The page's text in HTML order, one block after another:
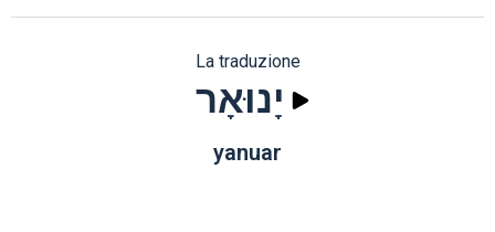
La traduzione
יָנוּאָר
yanuar